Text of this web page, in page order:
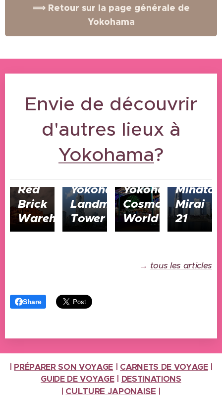
⟹ Retour sur la page générale de
Yokohama
Envie de découvrir
d'autres lieux à
Yokohama?
Yokohama
Red
Brick
Warehouse
Yokohama
Landmark
Tower
Yokohama
Cosmo
World
Minato
Mirai
21
→ tous les articles
Share
PRÉPARER SON VOYAGE CARNETS DE VOYAGE|
GUIDE DE VOYAGE| DESTINATIONS
CULTURE JAPONAISE |